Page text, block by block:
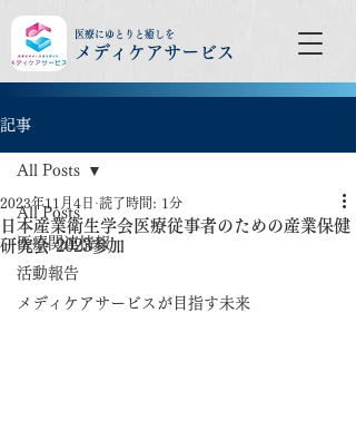
医療にゆとりと癒しを
メディケアサービス
記事
All Posts
医療関連情報
活動報告
メディケアサービスが目指す未来
All Posts
日本産業衛生学会医療従事者のための産業保健
研究会 2023参加
2023年11月4日 読了時間: 1分